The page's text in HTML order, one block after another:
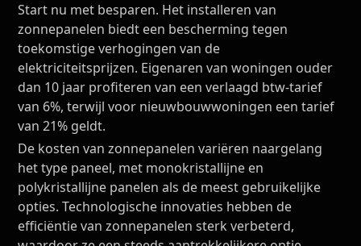
Start nu met besparen. Het installeren van
zonnepanelen biedt een bescherming tegen
toekomstige verhogingen van de
elektriciteitsprijzen. Eigenaren van woningen ouder
dan 10 jaar profiteren van een verlaagd btw-tarief
van 6%, terwijl voor nieuwbouwwoningen een tarief
van 21% geldt.
De kosten van zonnepanelen variëren naargelang
het type paneel, met monokristallijne en
polykristallijne panelen als de meest gebruikelijke
opties. Technologische innovaties hebben de
efficiëntie van zonnepanelen sterk verbeterd,